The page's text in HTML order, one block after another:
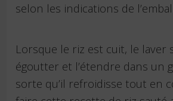
selon les indications de
Lorsque le riz est cuit, le laver
égoutter et l’étendre dans un
sorte qu’il refroidisse tout en